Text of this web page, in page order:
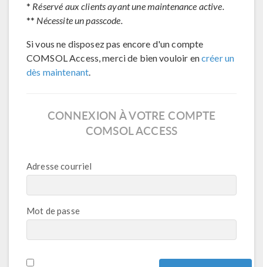
* Réservé aux clients ayant une maintenance active.
** Nécessite un passcode.
Si vous ne disposez pas encore d'un compte
COMSOL Access, merci de bien vouloir encréer un
dès maintenant.
CONNEXION À VOTRE COMPTE
COMSOL ACCESS
Adresse courriel
Mot de passe